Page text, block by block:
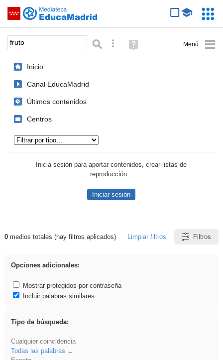
Saltar navegación
Palabra o frase: Búsqueda avanzada
Ayuda
(en
Inicio
Canal EducaMadrid
Últimos contenidos
Centros
Inicia sesión para aportar contenidos, crear listas de
reproducción...
Iniciar sesión
Resultados de: fruto
0medios totales (hay filtros aplicados) Limpiar filtros Filtros
Opciones adicionales:
Mostrar protegidos por contraseña
Incluir palabras similares
Tipo de búsqueda:
Cualquier coincidencia
Todas las palabras